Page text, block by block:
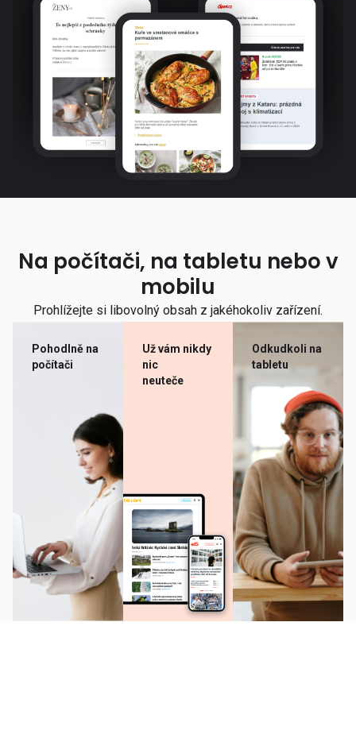
Na počítači, na tabletu nebo v
mobilu
Prohlížejte si libovolný obsah z jakéhokoliv zařízení.
Pohodlně na
počítači
Už vám nikdy
nic
neuteče
Odkudkoli na
tabletu